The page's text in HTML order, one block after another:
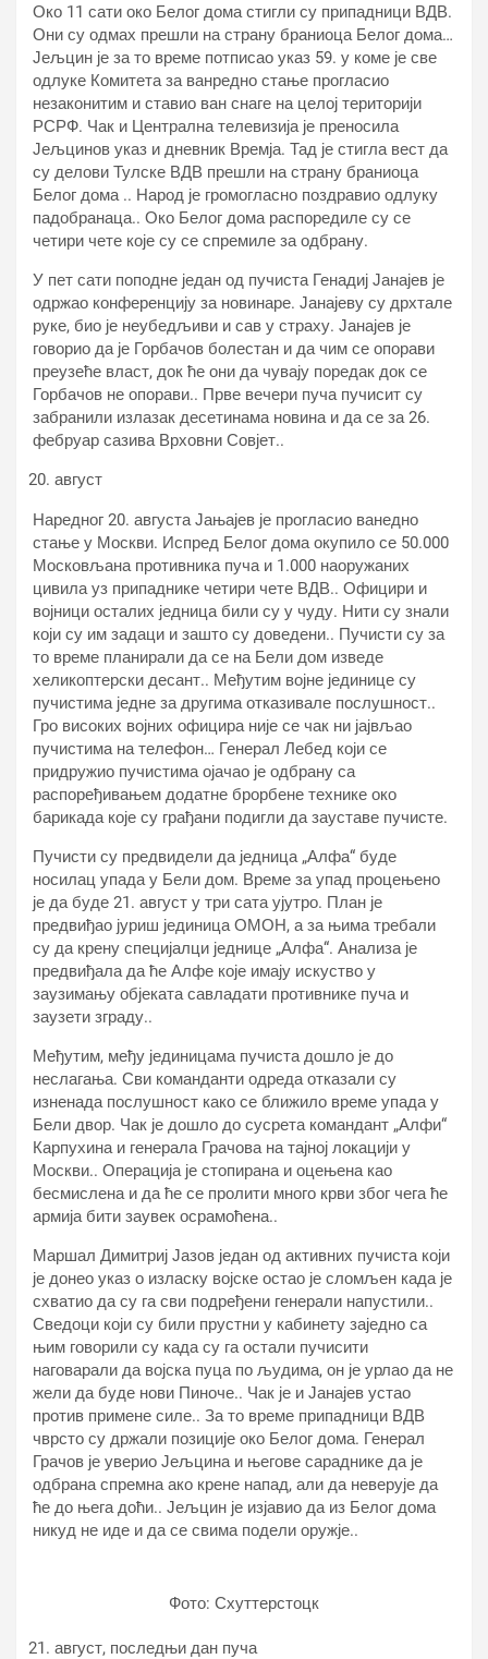
Око 11 сати око Белог дома стигли су припадници ВДВ.
Они су одмах прешли на страну браниоца Белог дома…
Јељцин је за то време потписао указ 59. у коме је све
одлуке Комитета за ванредно стање прогласио
незаконитим и ставио ван снаге на целој територији
РСРФ. Чак и Централна телевизија је преносила
Јељцинов указ и дневник Времја. Тад је стигла вест да
су делови Тулске ВДВ прешли на страну браниоца
Белог дома .. Народ је громогласно поздравио одлуку
падобранаца.. Око Белог дома распоредиле су се
четири чете које су се спремиле за одбрану.
У пет сати поподне један од пучиста Генадиј Јанајев је
одржао конференцију за новинаре. Јанајеву су дрхтале
руке, био је неубедљиви и сав у страху. Јанајев је
говорио да је Горбачов болестан и да чим се опорави
преузеће власт, док ће они да чувају поредак док се
Горбачов не опорави.. Прве вечери пуча пучисит су
забранили излазак десетинама новина и да се за 26.
фебруар сазива Врховни Совјет..
август
Наредног 20. августа Јањајев је прогласио ванедно
стање у Москви. Испред Белог дома окупило се 50.000
Московљана противника пуча и 1.000 наоружаних
цивила уз припаднике четири чете ВДВ.. Официри и
војници осталих једница били су у чуду. Нити су знали
који су им задаци и зашто су доведени.. Пучисти су за
то време планирали да се на Бели дом изведе
хеликоптерски десант.. Међутим војне јединице су
пучистима једне за другима отказивале послушност..
Гро високих војних официра није се чак ни јајвљао
пучистима на телефон… Генерал Лебед који се
придружио пучистима ојачао је одбрану са
распоређивањем додатне брорбене технике око
барикада које су грађани подигли да зауставе пучисте.
Пучисти су предвидели да једница „Алфа“ буде
носилац упада у Бели дом. Време за упад процењено
је да буде 21. август у три сата ујутро. План је
предвиђао јуриш јединица ОМОН, а за њима требали
су да крену специјалци једнице „Алфа“. Анализа је
предвиђала да ће Алфе које имају искуство у
заузимању објеката савладати противнике пуча и
заузети зграду..
Међутим, међу јединицама пучиста дошло је до
неслагања. Сви команданти одреда отказали су
изненада послушност како се ближило време упада у
Бели двор. Чак је дошло до сусрета командант „Алфи“
Карпухина и генерала Грачова на тајној локацији у
Москви.. Операција је стопирана и оцењена као
бесмислена и да ће се пролити много крви због чега ће
армија бити заувек осрамоћена..
Маршал Димитриј Јазов један од активних пучиста који
је донео указ о изласку војске остао је сломљен када је
схватио да су га сви подређени генерали напустили..
Сведоци који су били прустни у кабинету заједно са
њим говорили су када су га остали пучисити
наговарали да војска пуца по људима, он је урлао да не
жели да буде нови Пиноче.. Чак је и Јанајев устао
против примене силе.. За то време припадници ВДВ
чврсто су држали позиције око Белог дома. Генерал
Грачов је уверио Јељцина и његове сараднике да је
одбрана спремна ако крене напад, али да неверује да
ће до њега доћи.. Јељцин је изјавио да из Белог дома
никуд не иде и да се свима подели оружје..
Фото: Схуттерстоцк
август, последњи дан пуча